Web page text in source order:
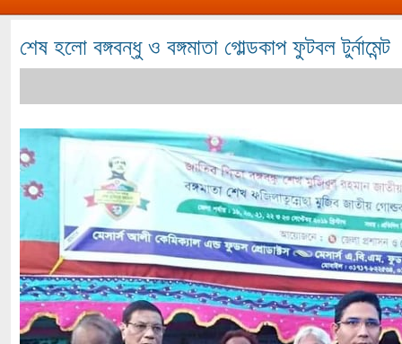
শেষ হলো বঙ্গবন্ধু ও বঙ্গমাতা গোল্ডকাপ ফুটবল টুর্নামেন্ট